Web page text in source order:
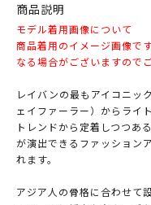
商品説明
モデル着用画像について
商品着用のイメージ画像で
なる場合がございますので
レイバンの最もアイコニッ
ェイファーラー）からライ
トレンドから定着しつつあ
が演出できるファッション
れます。
アジア人の骨格に合わせて